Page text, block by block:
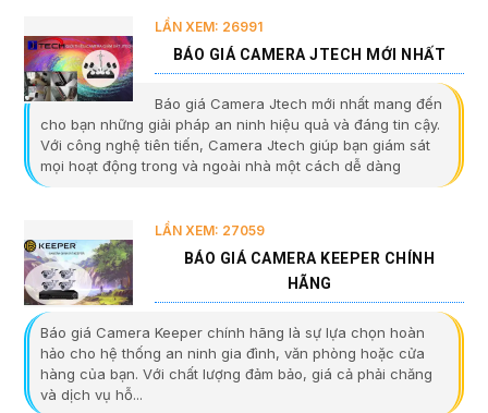
LẦN XEM: 26991
BÁO GIÁ CAMERA JTECH MỚI NHẤT
Báo giá Camera Jtech mới nhất mang đến
cho bạn những giải pháp an ninh hiệu quả và đáng tin cậy.
Với công nghệ tiên tiến, Camera Jtech giúp bạn giám sát
mọi hoạt động trong và ngoài nhà một cách dễ dàng
LẦN XEM: 27059
BÁO GIÁ CAMERA KEEPER CHÍNH
HÃNG
Báo giá Camera Keeper chính hãng là sự lựa chọn hoàn
hảo cho hệ thống an ninh gia đình, văn phòng hoặc cửa
hàng của bạn. Với chất lượng đảm bảo, giá cả phải chăng
và dịch vụ hỗ...